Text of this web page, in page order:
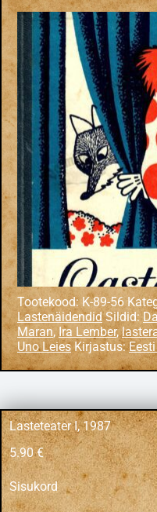
Tootekood: K-89-56
Lastenäidendid Sildid:
Maran,Ira Lember,
Uno Leies Kirjastus:
Lasteteater I, 1987
5.90€
Sisukord